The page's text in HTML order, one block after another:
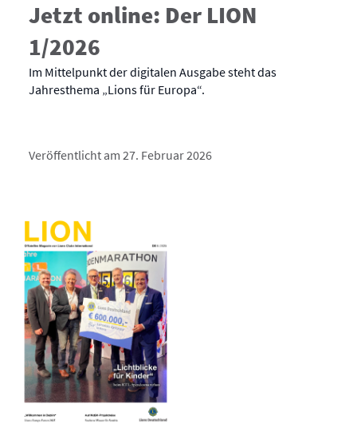
Jetzt online: Der LION
1/2026
Im Mittelpunkt der digitalen Ausgabe steht das
Jahresthema „Lions für Europa“.
Veröffentlicht am 27. Februar 2026